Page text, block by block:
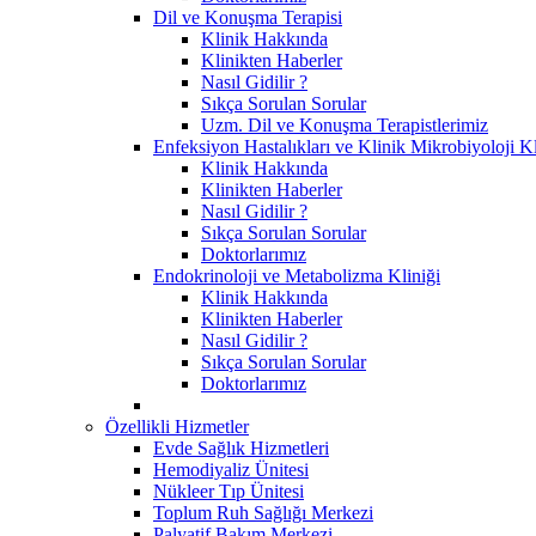
Dil ve Konuşma Terapisi
Klinik Hakkında
Klinikten Haberler
Nasıl Gidilir ?
Sıkça Sorulan Sorular
Uzm. Dil ve Konuşma Terapistlerimiz
Enfeksiyon Hastalıkları ve Klinik Mikrobiyoloji
Klinik Hakkında
Klinikten Haberler
Nasıl Gidilir ?
Sıkça Sorulan Sorular
Doktorlarımız
Endokrinoloji ve Metabolizma Kliniği
Klinik Hakkında
Klinikten Haberler
Nasıl Gidilir ?
Sıkça Sorulan Sorular
Doktorlarımız
Özellikli Hizmetler
Evde Sağlık Hizmetleri
Hemodiyaliz Ünitesi
Nükleer Tıp Ünitesi
Toplum Ruh Sağlığı Merkezi